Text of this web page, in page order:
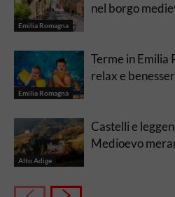
Emilia Romagna
nel borgo
Emilia Romagna
Terme in Emilia
relax e
Alto Adige
Castelli e
Medioevo